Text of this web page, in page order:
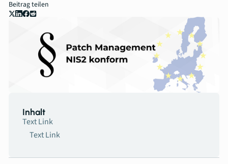
Insights
Kontakt
Erstberatung vereinbaren
Beitrag teilen
Inhalt
Text Link
Text Link